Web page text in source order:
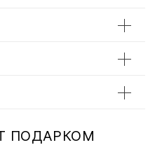
ПОДАРКОМ